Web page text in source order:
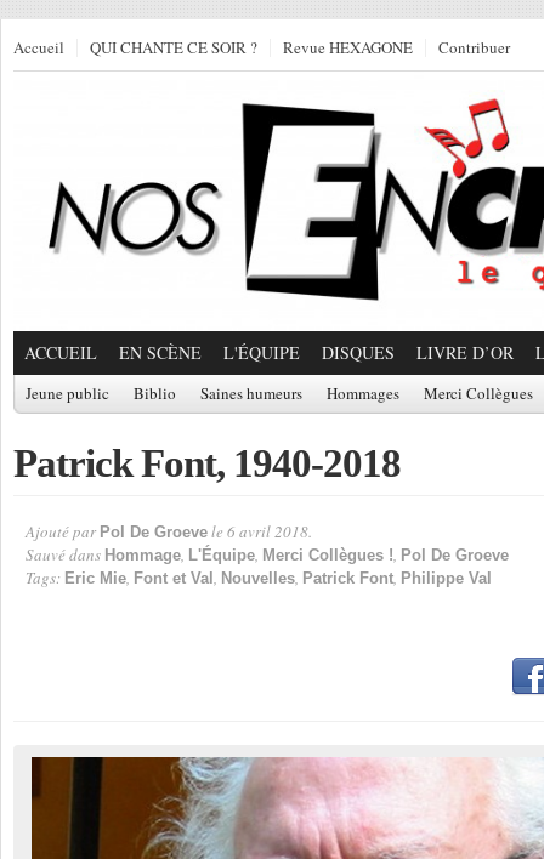
Accueil QUI CHANTE CE SOIR ? Revue HEXAGONE Contribuer
ACCUEIL EN SCÈNE L'ÉQUIPE DISQUES LIVRE D’OR
Jeune public Biblio Saines humeurs Hommages Merci Collègues
Patrick Font, 1940-2018
Ajouté par Pol De Groeve le 6 avril 2018.
Sauvé dans Hommage, L'Équipe, Merci Collègues !, Pol De Groeve
Tags: Eric Mie, Font et Val , Nouvelles, Patrick Font, Philippe Val